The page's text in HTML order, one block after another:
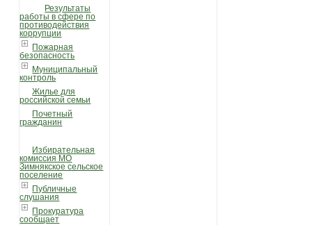
Результаты
работы в сфере по
противодействия
коррупции
Пожарная
безопасность
Муниципальный
контроль
Жилье для
российской семьи
Почетный
гражданин
Избирательная
комиссия МО
Зимнякское сельское
поселение
Публичные
слушания
Прокуратура
сообщает